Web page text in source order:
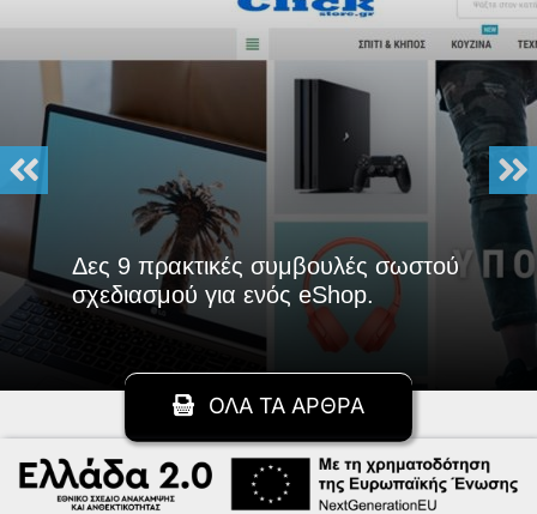
Δες 9 πρακτικές συμβουλές σωστού
σχεδιασμού για ενός eShop.
ΟΛΑ ΤΑ ΑΡΘΡΑ